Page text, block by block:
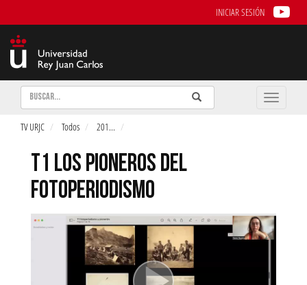
INICIAR SESIÓN
Buscar Enviar
Buscar
Toggle
TV URJC Todos 201...
T1 LOS PIONEROS DEL
FOTOPERIODISMO